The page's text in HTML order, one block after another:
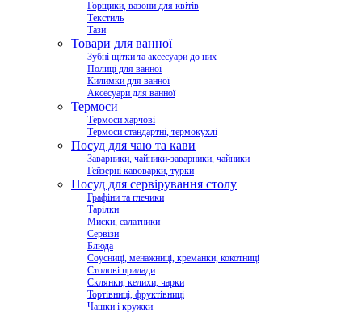
Горщики, вазони для квітів
Текстиль
Тази
Товари для ванної
Зубні щітки та аксесуари до них
Полиці для ванної
Килимки для ванної
Аксесуари для ванної
Термоси
Термоси харчові
Термоси стандартні, термокухлі
Посуд для чаю та кави
Заварники, чайники-заварники, чайники
Гейзерні кавоварки, турки
Посуд для сервірування столу
Графіни та глечики
Тарілки
Миски, салатники
Сервізи
Блюда
Соусниці, менажниці, креманки, кокотниці
Столові прилади
Склянки, келихи, чарки
Тортівниці, фруктівниці
Чашки і кружки